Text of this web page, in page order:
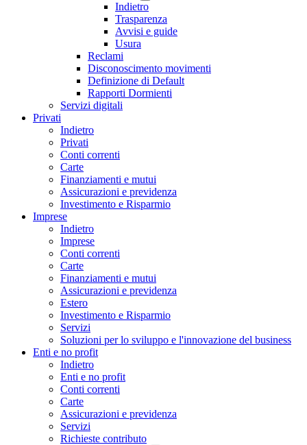
Indietro
Trasparenza
Avvisi e guide
Usura
Reclami
Disconoscimento movimenti
Definizione di Default
Rapporti Dormienti
Servizi digitali
Privati
Indietro
Privati
Conti correnti
Carte
Finanziamenti e mutui
Assicurazioni e previdenza
Investimento e Risparmio
Imprese
Indietro
Imprese
Conti correnti
Carte
Finanziamenti e mutui
Assicurazioni e previdenza
Estero
Investimento e Risparmio
Servizi
Soluzioni per lo sviluppo e l'innovazione del business
Enti e no profit
Indietro
Enti e no profit
Conti correnti
Carte
Assicurazioni e previdenza
Servizi
Richieste contributo